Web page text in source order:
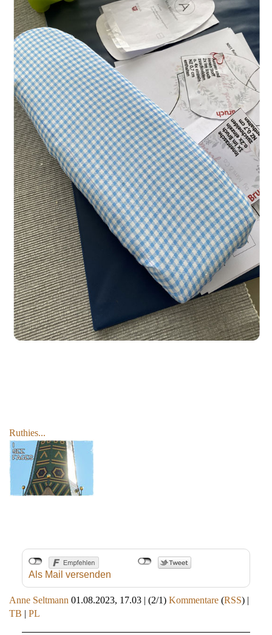
Ruthies...
Als Mail versenden
Anne Seltmann 01.08.2023, 17.03 | (2/1) Kommentare (RSS) |
TB | PL